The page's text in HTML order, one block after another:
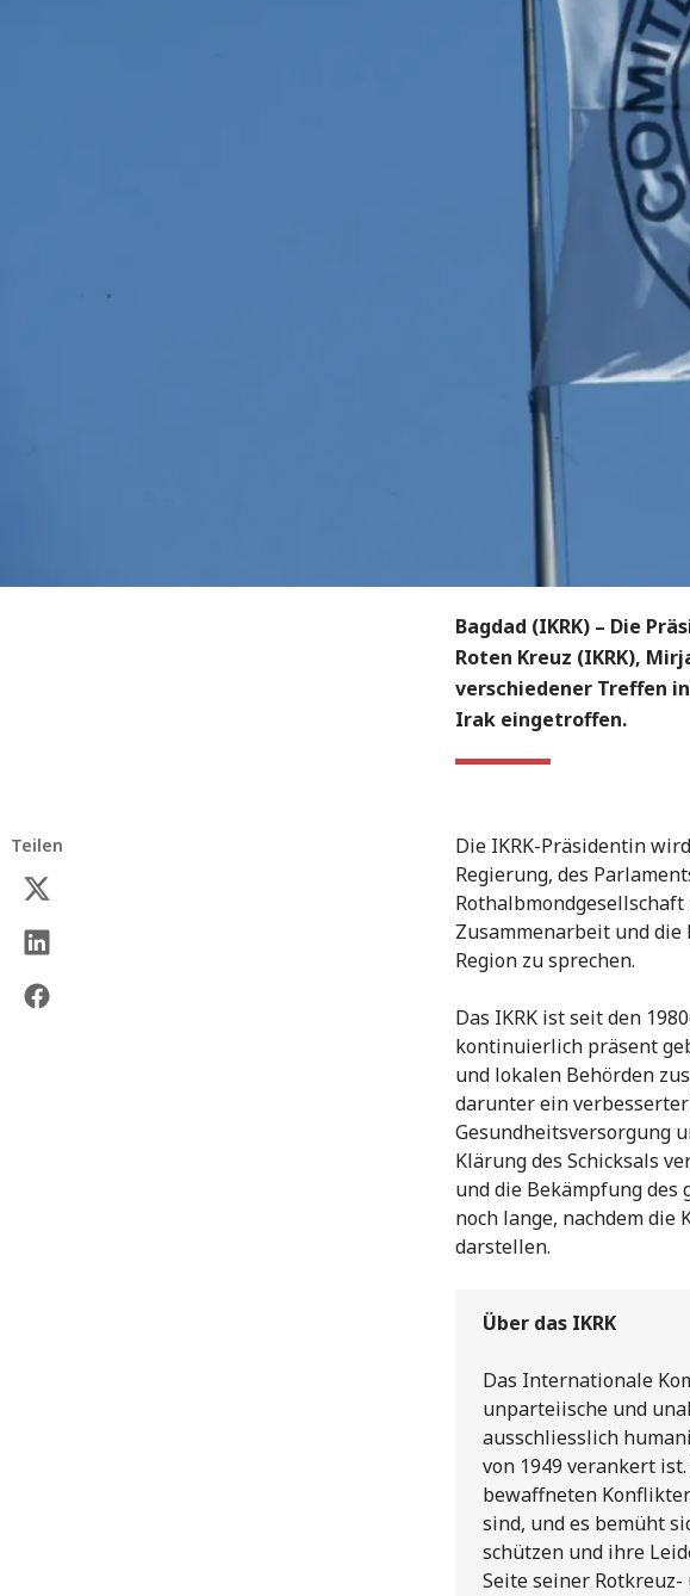
Bagdad (IKRK) – Die
Roten Kreuz (IKRK),
verschiedener Treffen
Irak eingetroffen.
Teilen
Die IKRK-Präsidentin
Regierung, des
Zusammenarbeit und
Region zu sprechen.
Das IKRK ist seit den
kontinuierlich präsent
und lokalen Behörden
darunter ein
Gesundheitsversorgung
Klärung des Schicksals
und die Bekämpfung des
noch lange, nachdem
darstellen.
Über das IKRK
Das Internationale
unparteiische und
ausschliesslich
von 1949 verankert
bewaffneten
sind, und es bemüht
schützen und ihre
Seite seiner